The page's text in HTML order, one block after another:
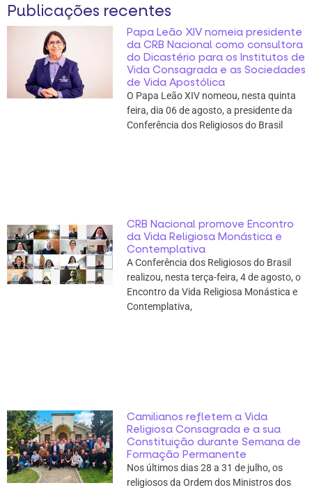
Publicações recentes
Papa Leão XIV nomeia presidente
da CRB Nacional como consultora
do Dicastério para os Institutos de
Vida Consagrada e as Sociedades
de Vida Apostólica
O Papa Leão XIV nomeou, nesta quinta
feira, dia 06 de agosto, a presidente da
Conferência dos Religiosos do Brasil
CRB Nacional promove Encontro
da Vida Religiosa Monástica e
Contemplativa
A Conferência dos Religiosos do Brasil
realizou, nesta terça-feira, 4 de agosto, o
Encontro da Vida Religiosa Monástica e
Contemplativa,
Camilianos refletem a Vida
Religiosa Consagrada e a sua
Constituição durante Semana de
Formação Permanente
Nos últimos dias 28 a 31 de julho, os
religiosos da Ordem dos Ministros dos